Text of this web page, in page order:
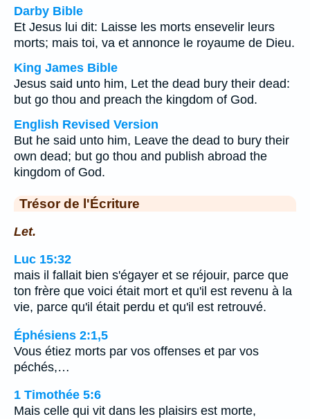
Darby Bible
Et Jesus lui dit: Laisse les morts ensevelir leurs
morts; mais toi, va et annonce le royaume de Dieu.
King James Bible
Jesus said unto him, Let the dead bury their dead:
but go thou and preach the kingdom of God.
English Revised Version
But he said unto him, Leave the dead to bury their
own dead; but go thou and publish abroad the
kingdom of God.
Trésor de l'Écriture
Let.
Luc 15:32
mais il fallait bien s'égayer et se réjouir, parce que
ton frère que voici était mort et qu'il est revenu à la
vie, parce qu'il était perdu et qu'il est retrouvé.
Éphésiens 2:1,5
Vous étiez morts par vos offenses et par vos
péchés,…
1 Timothée 5:6
Mais celle qui vit dans les plaisirs est morte,